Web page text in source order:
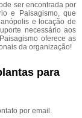
ser encontrada por
e Paisagismo, que
e locação de
necessário aos
oferece as
da organização!
para
por email.